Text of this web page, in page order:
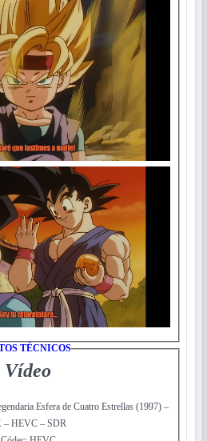
TÉCNICOS
Vídeo
Esfera de Cuatro Estrellas (1997) –
– HEVC – SDR